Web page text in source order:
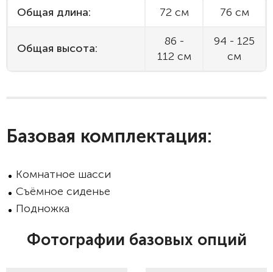
Общая длина: 72 см 76 см
Общая высота:
86 -
112 см
94 - 125
см
Базовая комплектация:
Комнатное шасси
Съёмное сиденье
Подножка
Фотографии базовых опций